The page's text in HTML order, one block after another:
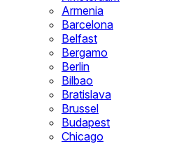
Armenia
Barcelona
Belfast
Bergamo
Berlin
Bilbao
Bratislava
Brussel
Budapest
Chicago